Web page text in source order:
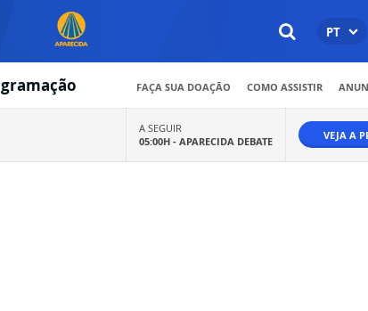
PT
FAÇA SUA DOAÇÃO COMO ASSISTIR
A SEGUIR
05:00H - APARECIDA DEBATE VEJA A